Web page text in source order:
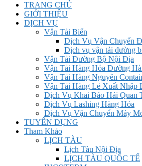
TRANG CHỦ
GIỚI THIỆU
DỊCH VỤ
Vận Tải Biển
Dịch Vụ Vận Chuyển
Dịch vụ vận tải đường
Vận Tải Đường Bộ Nội Địa
Vận Tải Hàng Hóa Đường
Vận Tải Hàng Nguyên
Vận Tải Hàng Lẻ Xuất
Dịch Vụ Khai Báo Hải Quan
Dịch Vụ Lashing Hàng Hóa
Dịch Vụ Vận Chuyển Máy
TUYỂN DỤNG
Tham Khảo
LỊCH TÀU
Lịch Tàu Nội Địa
LỊCH TÀU QUỐC TẾ